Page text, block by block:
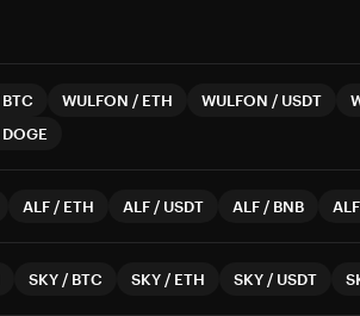
BTC WULFON / ETH WULFON / USDT
DOGE
ALF / ETH ALF / USDT ALF / BNB ALF
SKY / BTC SKY / ETH SKY / USDT